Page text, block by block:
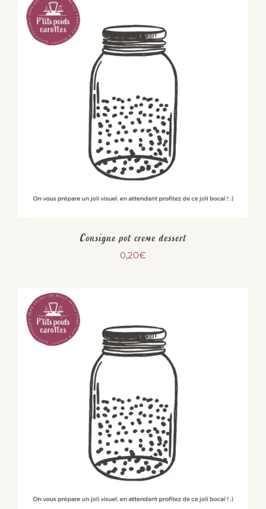
Consigne pot creme dessert
0,20€